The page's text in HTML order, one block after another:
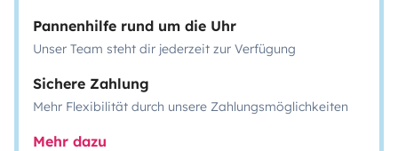
Pannenhilfe rund um die Uhr
Unser Team steht dir jederzeit zur Verfügung
Sichere Zahlung
Mehr Flexibilität durch unsere Zahlungsmöglichkeiten
Mehr dazu